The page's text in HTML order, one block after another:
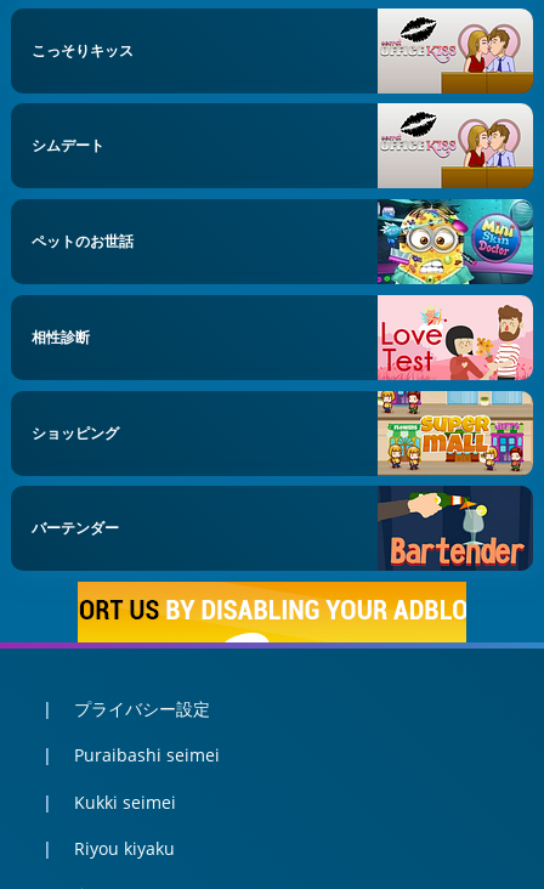
こっそりキッス
シムデート
ペットのお世話
相性診断
ショッピング
バーテンダー
プライバシー設定
Puraibashi seimei
Kukki seimei
Riyou kiyaku